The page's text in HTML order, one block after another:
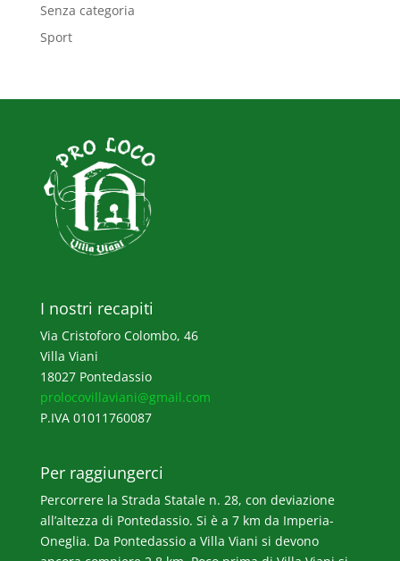
Senza categoria
Sport
I nostri recapiti
Via Cristoforo Colombo, 46
Villa Viani
18027 Pontedassio
prolocovillaviani@gmail.com
P.IVA 01011760087
Per raggiungerci
Percorrere la Strada Statale n. 28, con deviazione
all’altezza di Pontedassio. Si è a 7 km da Imperia-
Oneglia. Da Pontedassio a Villa Viani si devono